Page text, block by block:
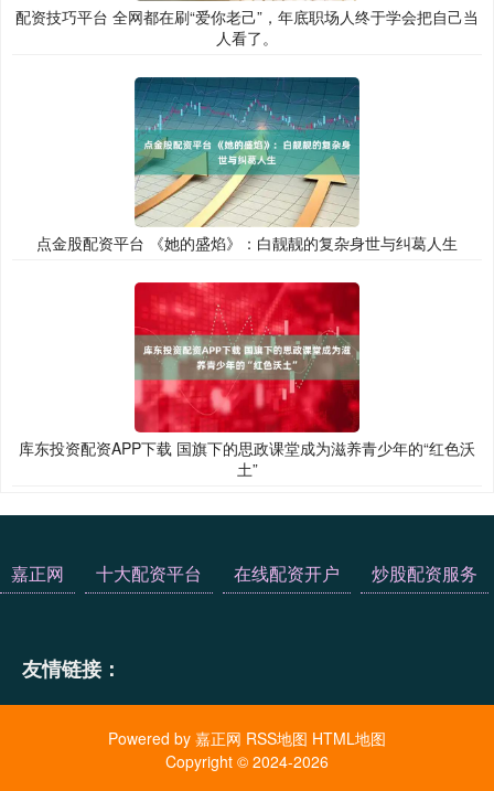
配资技巧平台 全网都在刷“爱你老己”，年底职场人终于学会把自己当
人看了。
点金股配资平台 《她的盛焰》：白靓靓的复杂身世与纠葛人生
库东投资配资APP下载 国旗下的思政课堂成为滋养青少年的“红色沃
土”
嘉正网 十大配资平台 在线配资开户 炒股配资服务
友情链接：
Powered by 嘉正网 RSS地图 HTML地图
Copyright © 2024-2026